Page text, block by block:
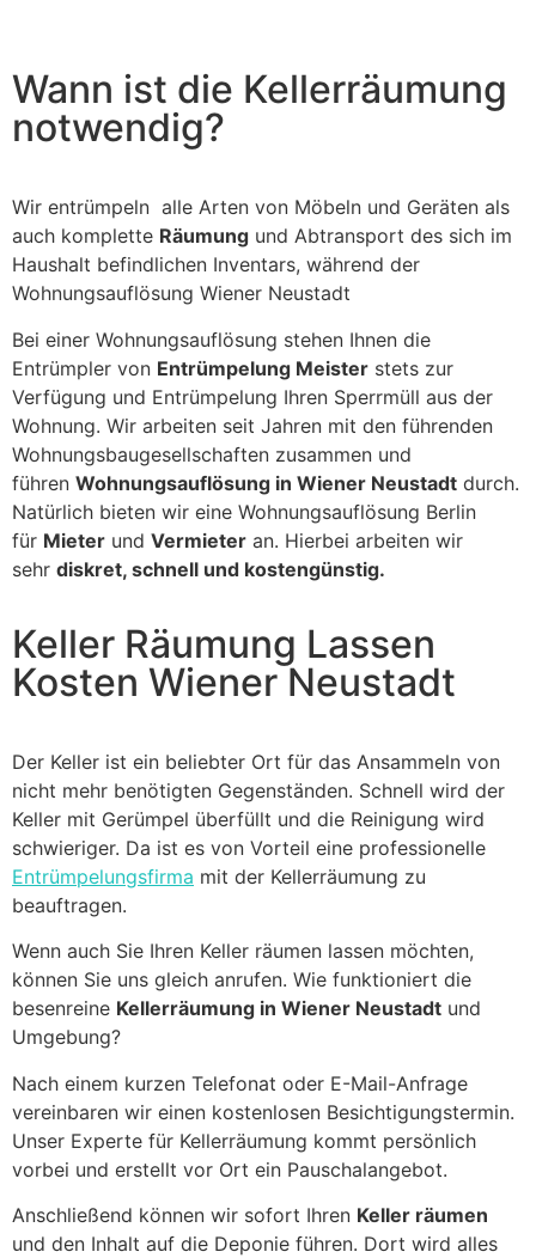
blank
Wann ist die Kellerräumung
notwendig?
Wir entrümpeln alle Arten von Möbeln und Geräten als
auch komplette Räumung und Abtransport des sich im
Haushalt befindlichen Inventars, während der
Wohnungsauflösung Wiener Neustadt
Bei einer Wohnungsauflösung stehen Ihnen die
Entrümpler von Entrümpelung Meister stets zur
Verfügung und Entrümpelung Ihren Sperrmüll aus der
Wohnung. Wir arbeiten seit Jahren mit den führenden
Wohnungsbaugesellschaften zusammen und
führen Wohnungsauflösung in Wiener Neustadt durch.
Natürlich bieten wir eine Wohnungsauflösung Berlin
für Mieter und Vermieter an. Hierbei arbeiten wir
sehr diskret, schnell und kostengünstig.
Keller Räumung Lassen
Kosten Wiener Neustadt
Der Keller ist ein beliebter Ort für das Ansammeln von
nicht mehr benötigten Gegenständen. Schnell wird der
Keller mit Gerümpel überfüllt und die Reinigung wird
schwieriger. Da ist es von Vorteil eine professionelle
Entrümpelungsfirma mit der Kellerräumung zu
beauftragen.
Wenn auch Sie Ihren Keller räumen lassen möchten,
können Sie uns gleich anrufen. Wie funktioniert die
besenreine Kellerräumung in Wiener Neustadt und
Umgebung?
Nach einem kurzen Telefonat oder E-Mail-Anfrage
vereinbaren wir einen kostenlosen Besichtigungstermin.
Unser Experte für Kellerräumung kommt persönlich
vorbei und erstellt vor Ort ein Pauschalangebot.
Anschließend können wir sofort Ihren Keller räumen
und den Inhalt auf die Deponie führen. Dort wird alles